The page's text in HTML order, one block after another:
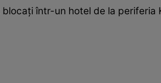
într-un hotel de la periferia